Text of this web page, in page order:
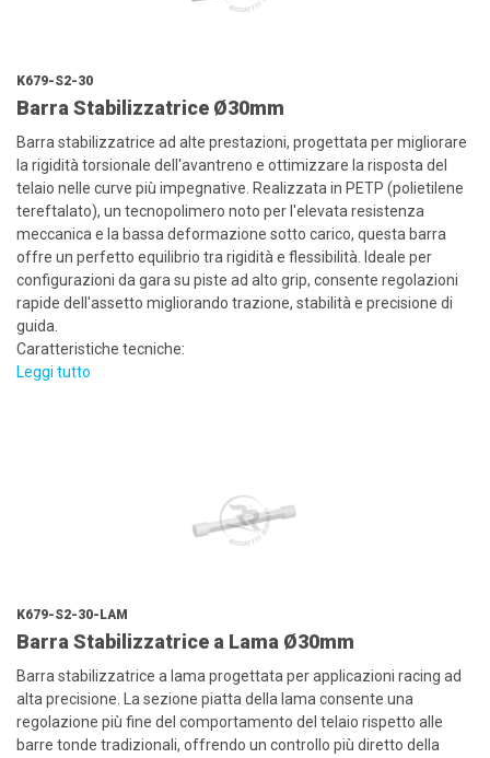
K679-S2-30
Barra Stabilizzatrice Ø30mm
Barra stabilizzatrice ad alte prestazioni, progettata per migliorare
la rigidità torsionale dell'avantreno e ottimizzare la risposta del
telaio nelle curve più impegnative. Realizzata in PETP (polietilene
tereftalato), un tecnopolimero noto per l'elevata resistenza
meccanica e la bassa deformazione sotto carico, questa barra
offre un perfetto equilibrio tra rigidità e flessibilità. Ideale per
configurazioni da gara su piste ad alto grip, consente regolazioni
rapide dell'assetto migliorando trazione, stabilità e precisione di
guida.
Caratteristiche tecniche:
Leggi tutto
K679-S2-30-LAM
Barra Stabilizzatrice a Lama Ø30mm
Barra stabilizzatrice a lama progettata per applicazioni racing ad
alta precisione. La sezione piatta della lama consente una
regolazione più fine del comportamento del telaio rispetto alle
barre tonde tradizionali, offrendo un controllo più diretto della